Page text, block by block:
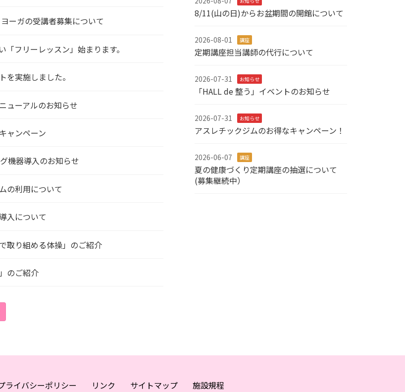
ーガの受講者募集について
「フリーレッスン」始まります。
を実施しました。
ューアルのお知らせ
ャンペーン
機器導入のお知らせ
の利用について
入について
取り組める体操」のご紹介
のご紹介
8/11(山の日)からお盆期間の開館について
2026-08-01 講座
定期講座担当講師の代行について
2026-07-31 お知らせ
「HALL de 整う」イベントのお知らせ
2026-07-31 お知らせ
アスレチックジムのお得なキャンペーン！
2026-06-07 講座
夏の健康づくり定期講座の抽選について
(募集継続中）
ライバシーポリシー リンク サイトマップ 施設規程